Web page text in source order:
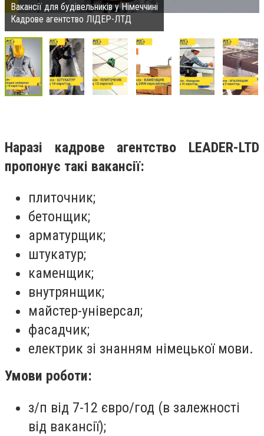
Вакансії для будівельників у Німеччині
Кадрове агентство ЛІДЕР-ЛТД
Наразі кадрове агентство LEADER-LTD
пропонує такі вакансії:
плиточник;
бетонщик;
арматурщик;
штукатур;
каменщик;
внутрянщик;
майстер-універсал;
фасадчик;
електрик зі знанням німецької мови.
Умови роботи:
з/п від 7-12 євро/год (в залежності
від вакансії);